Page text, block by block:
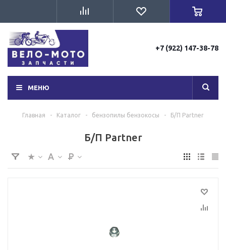
+7 (922) 147-38-78
МЕНЮ
Главная - Каталог - бензопилы бензокосы - Б/П Partner
Б/П Partner